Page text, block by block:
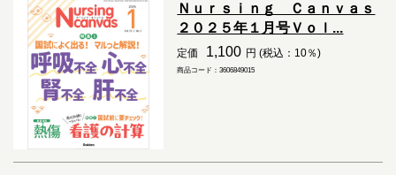
Ｎｕｒｓｉｎｇ Ｃａｎｖａｓ
２０２５年１月号Ｖｏｌ...
定価 1,100 円 (税込：10％)
商品コード：3606849015